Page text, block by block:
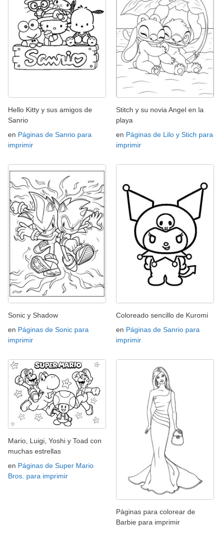
Hello Kitty y sus amigos de
Sanrio
en Páginas de Sanrio para
imprimir
Stitch y su novia Angel en la
playa
en Páginas de Lilo y Stich para
imprimir
Sonic y Shadow
en Páginas de Sonic para
imprimir
Coloreado sencillo de Kuromi
en Páginas de Sanrio para
imprimir
Mario, Luigi, Yoshi y Toad con
muchas estrellas
en Páginas de Super Mario
Bros. para imprimir
Páginas para colorear de
Barbie para imprimir